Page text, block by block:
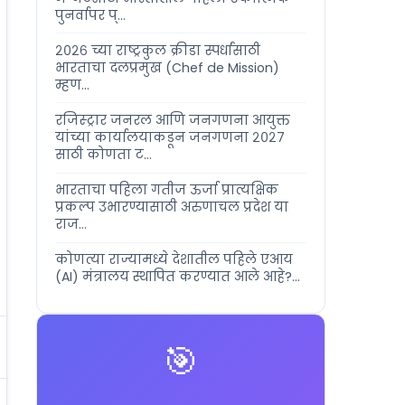
पुनर्वापर प्...
२०२६ च्या राष्ट्रकुल क्रीडा स्पर्धांसाठी
भारताचा दलप्रमुख (Chef de Mission)
म्हण...
रजिस्ट्रार जनरल आणि जनगणना आयुक्त
यांच्या कार्यालयाकडून जनगणना २०२७
साठी कोणता ट...
भारताचा पहिला गतीज ऊर्जा प्रात्यक्षिक
प्रकल्प उभारण्यासाठी अरुणाचल प्रदेश या
राज...
कोणत्या राज्यामध्ये देशातील पहिले एआय
(AI) मंत्रालय स्थापित करण्यात आले आहे?...
🎯